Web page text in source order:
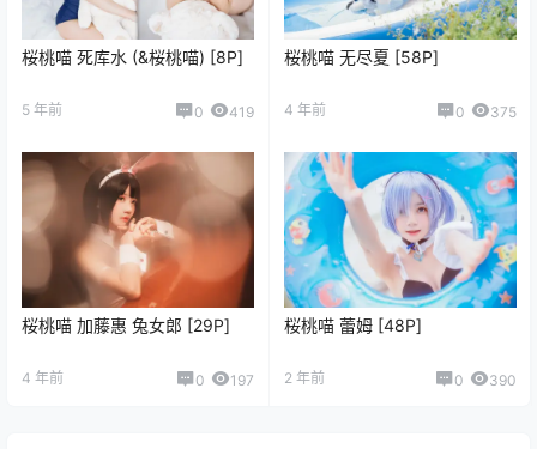
桜桃喵 死库水 (&桜桃喵) [8P]
5 年前 0 419
桜桃喵 无尽夏 [58P]
4 年前 0 375
桜桃喵 加藤惠 兔女郎 [29P]
4 年前 0 197
桜桃喵 蕾姆 [48P]
2 年前 0 390